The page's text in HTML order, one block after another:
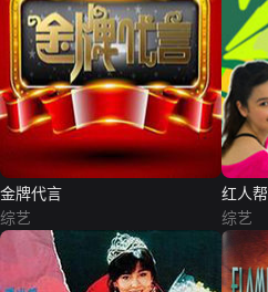
金牌代言
综艺
红人帮
综艺